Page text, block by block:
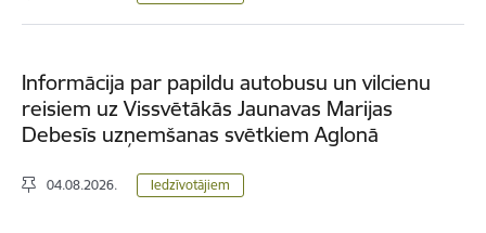
Informācija par papildu autobusu un vilcienu
reisiem uz Vissvētākās Jaunavas Marijas
Debesīs uzņemšanas svētkiem Aglonā
04.08.2026. Iedzīvotājiem